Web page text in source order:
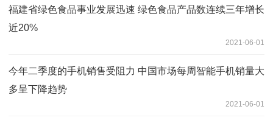
福建省绿色食品事业发展迅速 绿色食品产品数连续三年增长
近20%
2021-06-01
今年二季度的手机销售受阻力 中国市场每周智能手机销量大
多呈下降趋势
2021-06-01